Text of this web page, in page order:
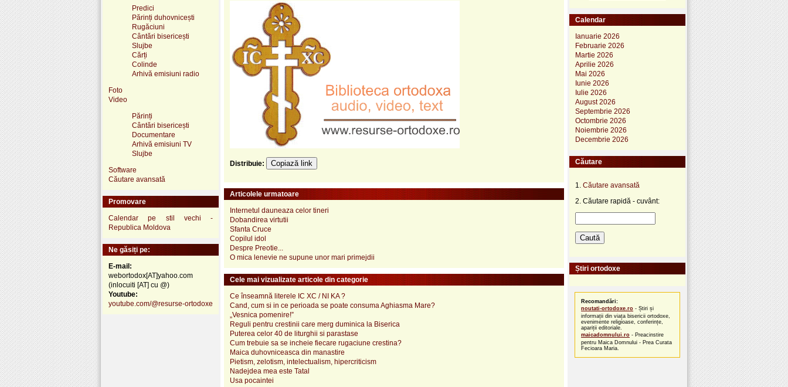
Distribuie: Copiază link
Articolele urmatoare
Internetul dauneaza celor tineri
Dobandirea virtutii
Sfanta Cruce
Copilul idol
Despre Preotie...
O mica lenevie ne supune unor mari primejdii
Cele mai vizualizate articole din categorie
Ce înseamnă literele IC XC / NI KA ?
Cand, cum si in ce perioada se poate consuma Aghiasma Mare?
„Vesnica pomenire!”
Reguli pentru crestinii care merg duminica la Biserica
Puterea celor 40 de liturghii si parastase
Cum trebuie sa se incheie fiecare rugaciune crestina?
Maica duhovniceasca din manastire
Pietism, zelotism, intelectualism, hipercriticism
Nadejdea mea este Tatal
Usa pocaintei
Predici
Părinți duhovnicești
Rugăciuni
Cântări bisericești
Slujbe
Cărți
Colinde
Arhivă emisiuni radio
Foto
Video
Părinți
Cântări bisericești
Documentare
Arhivă emisiuni TV
Slujbe
Software
Căutare avansată
Promovare
Calendar pe stil vechi -
Republica Moldova
Ne găsiți pe:
E-mail:
webortodox[AT]yahoo.com
(inlocuiti [AT] cu @)
Youtube:
youtube.com/@resurse-ortodoxe
Calendar
Ianuarie 2026
Februarie 2026
Martie 2026
Aprilie 2026
Mai 2026
Iunie 2026
Iulie 2026
August 2026
Septembrie 2026
Octombrie 2026
Noiembrie 2026
Decembrie 2026
Căutare
1. Căutare avansată
2. Căutare rapidă - cuvânt:
Știri ortodoxe
Recomandări:
noutati-ortodoxe.ro - Știri și
informații din viața bisericii ortodoxe,
evenimente religioase, conferințe,
apariții editoriale.
maicadomnului.ro - Preacinstire
pentru Maica Domnului - Prea Curata
Fecioara Maria.